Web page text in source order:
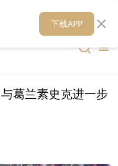
财华媒体矩阵 财华智库
葛兰素史克进一步
下载APP